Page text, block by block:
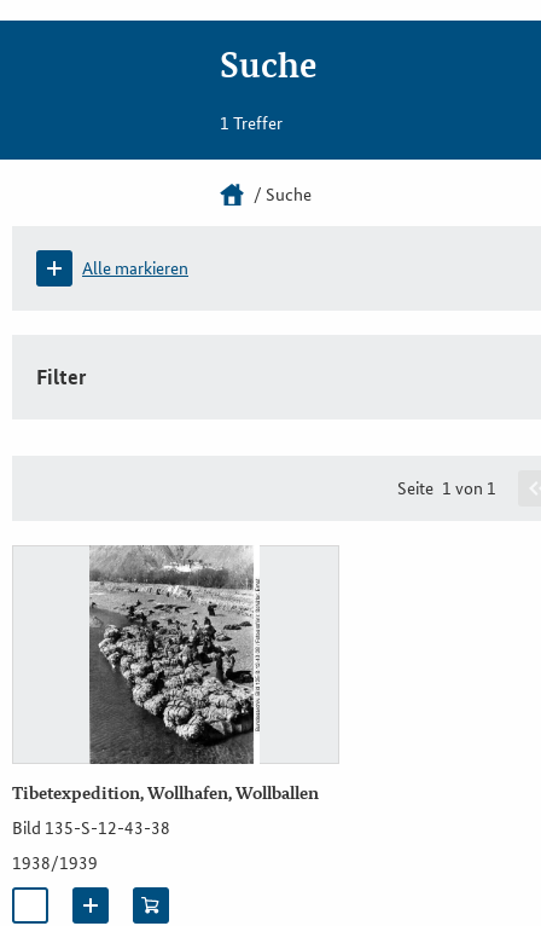
Suche
1 Treffer
Suche
Alle markieren
Filter
Seite 1 von 1
Tibetexpedition, Wollhafen, Wollballen
Bild 135-S-12-43-38
1938/1939